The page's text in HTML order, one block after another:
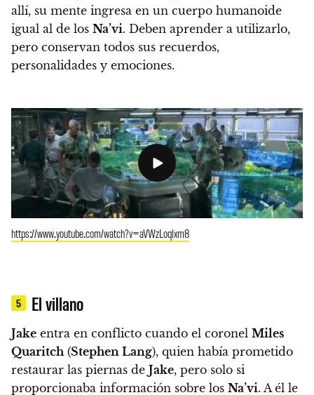
allí, su mente ingresa en un cuerpo humanoide
igual al de los Na’vi. Deben aprender a utilizarlo,
pero conservan todos sus recuerdos,
personalidades y emociones.
https://www.youtube.com/watch?v=aVWzLoqlxm8
5 El villano
Jake entra en conflicto cuando el coronel Miles
Quaritch (Stephen Lang), quien había prometido
restaurar las piernas de Jake, pero solo si
proporcionaba información sobre los Na’vi. A él le